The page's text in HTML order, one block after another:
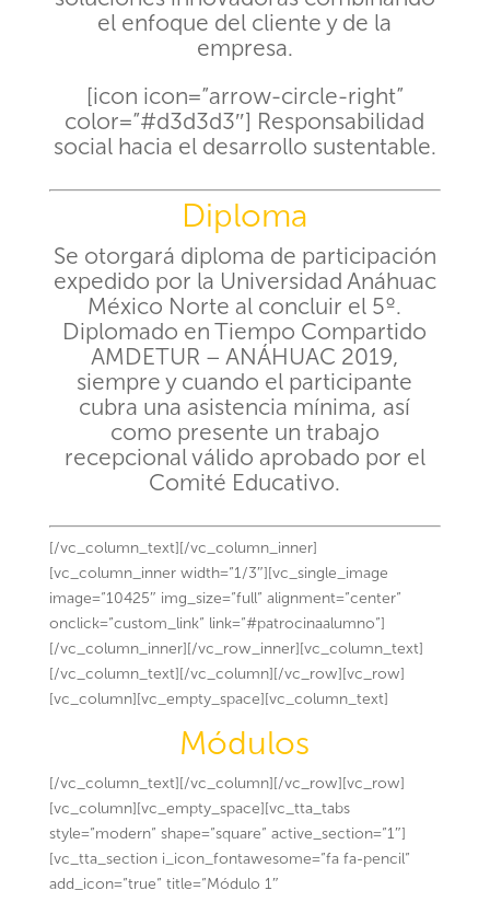
el enfoque del cliente y de la
empresa.
[icon icon=”arrow-circle-right”
color=”#d3d3d3″] Responsabilidad
social hacia el desarrollo sustentable.
Diploma
Se otorgará diploma de participación
expedido por la Universidad Anáhuac
México Norte al concluir el 5º.
Diplomado en Tiempo Compartido
AMDETUR – ANÁHUAC 2019,
siempre y cuando el participante
cubra una asistencia mínima, así
como presente un trabajo
recepcional válido aprobado por el
Comité Educativo.
[/vc_column_text][/vc_column_inner]
[vc_column_inner width=”1/3″][vc_single_image
image=”10425″ img_size=”full” alignment=”center”
onclick=”custom_link” link=”#patrocinaalumno”]
[/vc_column_inner][/vc_row_inner][vc_column_text]
[/vc_column_text][/vc_column][/vc_row][vc_row]
[vc_column][vc_empty_space][vc_column_text]
Módulos
[/vc_column_text][/vc_column][/vc_row][vc_row]
[vc_column][vc_empty_space][vc_tta_tabs
style=”modern” shape=”square” active_section=”1″]
[vc_tta_section i_icon_fontawesome=”fa fa-pencil”
add_icon=”true” title=”Módulo 1″